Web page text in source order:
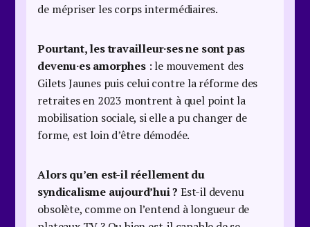
de mépriser les corps intermédiaires.
Pourtant, les travailleur·ses ne sont pas
devenu·es amorphes: le mouvement des
Gilets Jaunes puis celui contre la réforme des
retraites en 2023 montrent à quel point la
mobilisation sociale, si elle a pu changer de
forme, est loin d’être démodée.
Alors qu’en est-il réellement du
syndicalisme aujourd’hui ? Est-il devenu
obsolète, comme on l’entend à longueur de